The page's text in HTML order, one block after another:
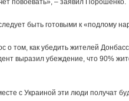
повоевать», – заявил Порошенко.
быть готовыми к «подлому
о том, как убедить жителей
выразил убеждение, что 90%
с Украиной эти люди получат